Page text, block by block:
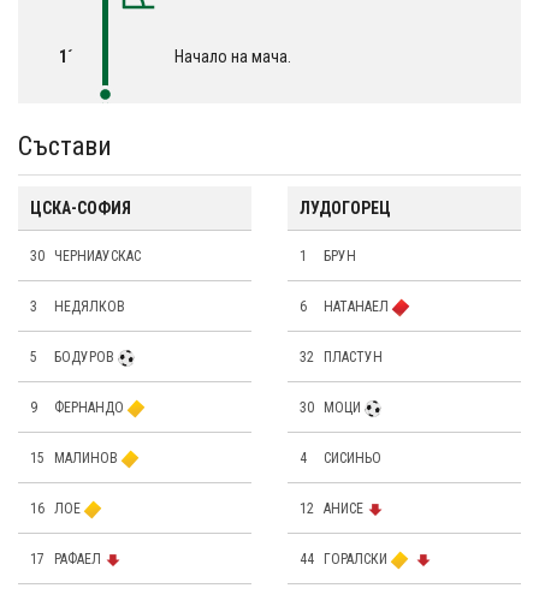
1´ Начало на мача.
Състави
ЦСКА-СОФИЯ
30 ЧЕРНИАУСКАС
3 НЕДЯЛКОВ
5 БОДУРОВ
9 ФЕРНАНДО
15 МАЛИНОВ
16 ЛОЕ
17 РАФАЕЛ
ЛУДОГОРЕЦ
1 БРУН
6 НАТАНАЕЛ
32 ПЛАСТУН
30 МОЦИ
4 СИСИНЬО
12 АНИСЕ
44 ГОРАЛСКИ